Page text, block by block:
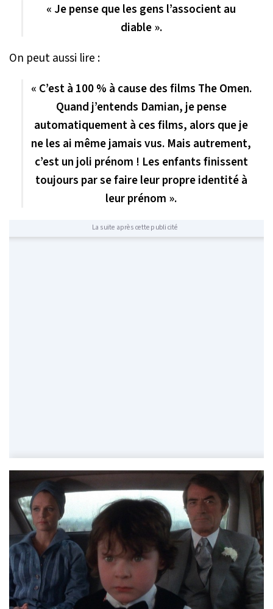
« Je pense que les gens l’associent au
diable ».
On peut aussi lire :
« C’est à 100 % à cause des films The Omen.
Quand j’entends Damian, je pense
automatiquement à ces films, alors que je
ne les ai même jamais vus. Mais autrement,
c’est un joli prénom ! Les enfants finissent
toujours par se faire leur propre identité à
leur prénom ».
La suite après cette publicité